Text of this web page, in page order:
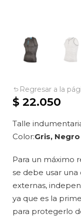
Regresar a la
$ 22.050
Para un máximo
se debe usar una
externas,
ya que es la
para protegerlo
Talle
Color Gris, Negro